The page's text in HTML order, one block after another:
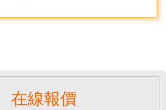
在線報價